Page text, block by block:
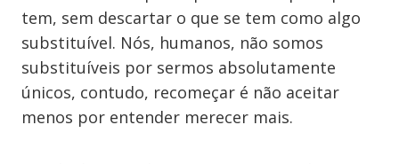
tem, sem descartar o que se tem como algo
substituível. Nós, humanos, não somos
substituíveis por sermos absolutamente
únicos, contudo, recomeçar é não aceitar
menos por entender merecer mais.